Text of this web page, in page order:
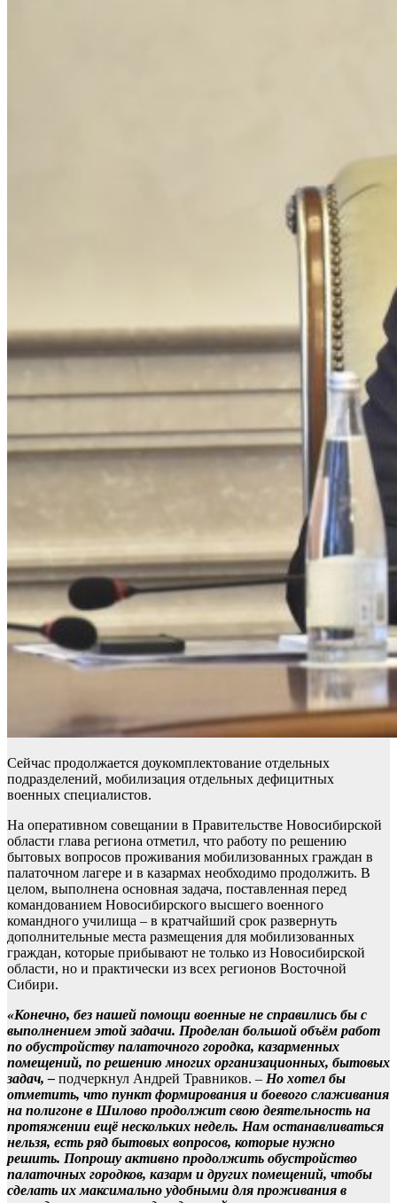
Сейчас продолжается доукомплектование отдельных
подразделений, мобилизация отдельных дефицитных
военных специалистов.
На оперативном совещании в Правительстве Новосибирской
области глава региона отметил, что работу по решению
бытовых вопросов проживания мобилизованных граждан в
палаточном лагере и в казармах необходимо продолжить. В
целом, выполнена основная задача, поставленная перед
командованием Новосибирского высшего военного
командного училища – в кратчайший срок развернуть
дополнительные места размещения для мобилизованных
граждан, которые прибывают не только из Новосибирской
области, но и практически из всех регионов Восточной
Сибири.
«Конечно, без нашей помощи военные не справились бы с
выполнением этой задачи. Проделан большой объём работ
по обустройству палаточного городка, казарменных
помещений, по решению многих организационных, бытовых
задач, – подчеркнул Андрей Травников. – Но хотел бы
отметить, что пункт формирования и боевого слаживания
на полигоне в Шилово продолжит свою деятельность на
протяжении ещё нескольких недель. Нам останавливаться
нельзя, есть ряд бытовых вопросов, которые нужно
решить. Попрошу активно продолжить обустройство
палаточных городков, казарм и других помещений, чтобы
сделать их максимально удобными для проживания в